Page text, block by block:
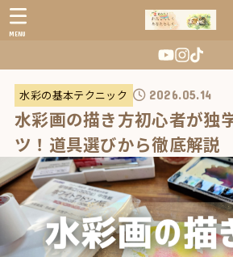
MENU
水彩の基本テクニック 2026.05.14
水彩画の描き方初心者が独
ツ！道具選びから徹底解説